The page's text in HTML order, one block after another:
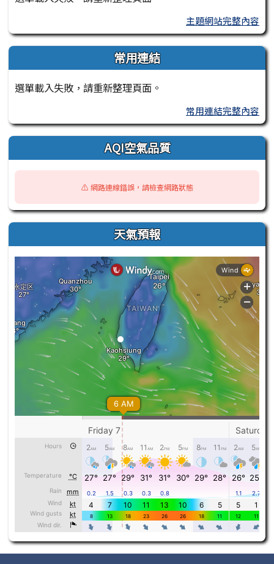
主題網站完整內容
常用連結
選單載入失敗，請重新整理頁面。
常用連結完整內容
AQI空氣品質
⚠️ 網路連線錯誤，請檢查網路狀態
天氣預報